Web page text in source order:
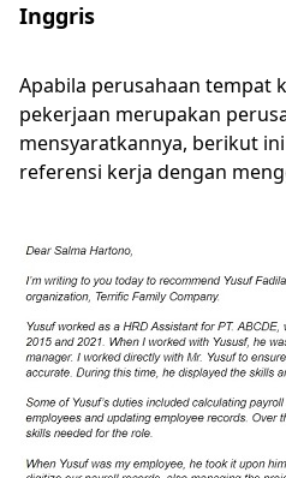
Inggris
Apabila perusahaan tempat
pekerjaan merupakan
mensyaratkannya, berikut
referensi kerja dengan